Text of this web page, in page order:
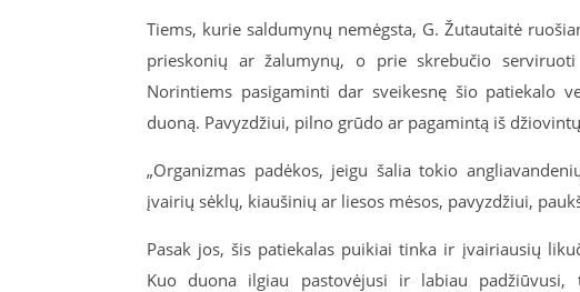
Tiems, kurie saldumynų nemėgsta, G. Žutautaitė
prieskonių ar žalumynų, o prie skrebučio
Norintiems pasigaminti dar sveikesnę šio patiekalo
duoną. Pavyzdžiui, pilno grūdo ar pagamintą iš
„Organizmas padėkos, jeigu šalia tokio
įvairių sėklų, kiaušinių ar liesos mėsos, pavyzdžiui,
Pasak jos, šis patiekalas puikiai tinka ir įvairiausių
Kuo duona ilgiau pastovėjusi ir labiau